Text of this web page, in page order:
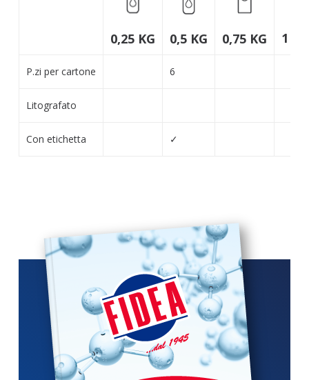
0,25 KG 0,5 KG 0,75 KG 1 KG
P.zi per cartone 6
Litografato
Con etichetta ✓